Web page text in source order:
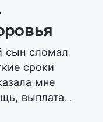
сын сломал
сроки
мне
выплата